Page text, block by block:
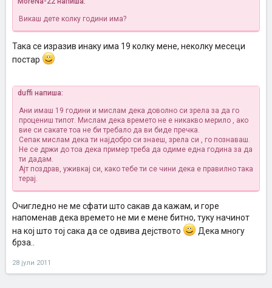
Викаш дете колку години има?
Така се изразив инаку има 19 колку мене, неколку месеци
постар
duffi напиша:
Aни имаш 19 години и мислам дека доволно си зрела за да го
процениш типот. Мислам дека времето не е никакво мерило , ако
вие си сакате тоа не би требало да ви биде пречка.
Сепак мислам дека ти најдобро си знаеш, зрела си , го познаваш.
Не се држи до тоа дека пример треба да одиме една година за да
ти дадам.
Ајт поздрав, уживкај си, како тебе ти се чини дека е правилно така
терај.
Очигледно не ме сфати што сакав да кажам, и горе
напоменав дека времето не ми е мене битно, туку начинот
на кој што тој сака да се одвива дејството
Дека многу
брза..
28 јули 2011